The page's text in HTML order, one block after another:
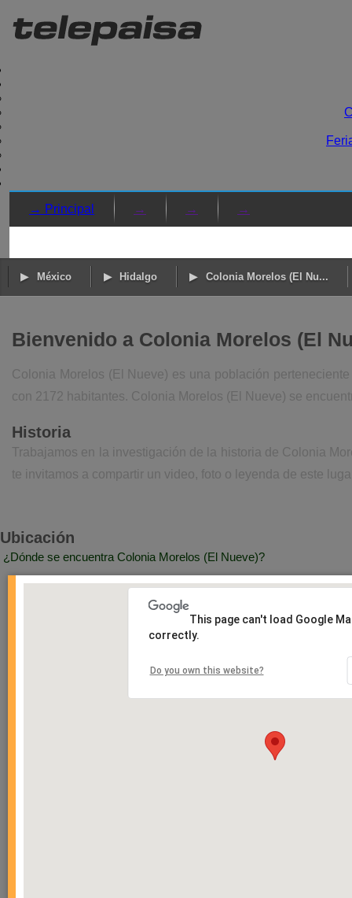
→ Principal → → →
México Hidalgo Colonia Morelos (El Nu...
Bienvenido a Colonia Morelos (El
Colonia Morelos (El Nueve) es una población
con 2172 habitantes. Colonia Morelos (El Nueve) se
Historia
Trabajamos en la investigación de la historia de Colonia
te invitamos a compartir un video, foto o leyenda de este
Ubicación
¿Dónde se encuentra Colonia Morelos (El Nueve)?
This page can't load Google
correctly.
Do you own this website?